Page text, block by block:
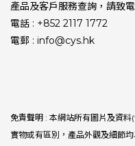
產品及客戶服務查詢，請致
電話 : +852 2117 1772
電郵 : info@cys.hk
免責聲明 : 本網站所有圖片及資
實物或有區別，產品外觀及細節